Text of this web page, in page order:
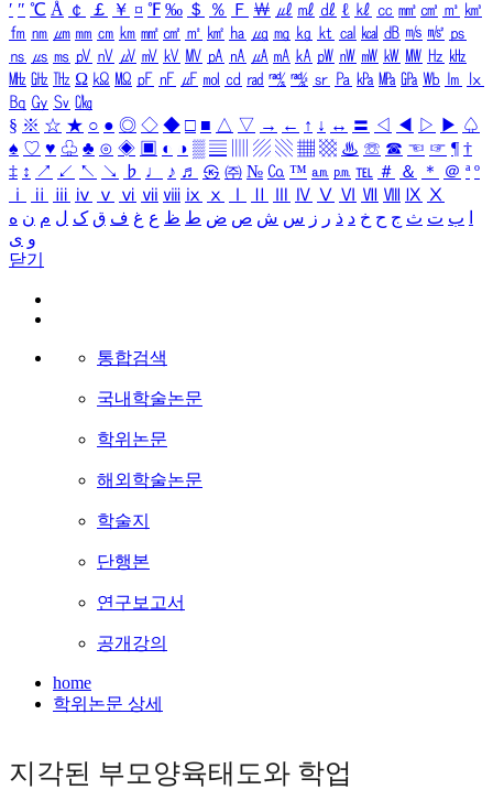
′ ″ ℃ Å ￠ ￡ ￥ ¤ ℉ ‰ ＄ ％ Ｆ ￦ ㎕ ㎖ ㎗ ℓ ㎘ ㏄ ㎣ ㎤ ㎥ ㎦
㎙ ㎚ ㎛ ㎜ ㎝ ㎞ ㎟ ㎠ ㎡ ㎢ ㏊ ㎍ ㎎ ㎏ ㏏ ㎈ ㎉ ㏈ ㎧ ㎨ ㎰
㎱ ㎲ ㎳ ㎴ ㎵ ㎶ ㎷ ㎸ ㎹ ㎀ ㎁ ㎂ ㎃ ㎄ ㎺ ㎻ ㎽ ㎾ ㎿ ㎐ ㎑
㎒ ㎓ ㎔ Ω ㏀ ㏁ ㎊ ㎋ ㎌ ㏖ ㏅ ㎭ ㎮ ㎯ ㏛ ㎩ ㎪ ㎫ ㎬ ㏝ ㏐
㏓
㏃ ㏉ ㏜ ㏆
§ ※ ☆ ★ ○ ● ◎ ◇ ◆ □ ■ △ ▽ → ← ↑ ↓ ↔ 〓 ◁ ◀ ▷ ▶ ♤
♠ ♡ ♥ ♧ ♣ ⊙ ◈ ▣ ◐ ◑ ▒ ▤ ▨ ▧ ▦ ▩ ♨ ☏ ☎ ☜ ☞ ¶ †
‡ ↕ ↗ ↙ ↖ ↘ ♭ ♩ ♪ ♬ ㉿ ㈜ № ㏇ ™ ㏂ ㏘ ℡ ＃ ＆ ＊ ＠ ª º
ⅰ
ⅱ ⅲ ⅳ ⅴ ⅵ ⅶ ⅷ ⅸ ⅹ Ⅳ Ⅴ Ⅵ Ⅶ Ⅷ Ⅸ Ⅹ
ب ت ث ج ح خ د ذ ر ز س ش ص ض ط ظ ع غ ف ق ک ل م ن ه
و ی
닫기
통합검색
국내학술논문
학위논문
해외학술논문
학술지
단행본
연구보고서
공개강의
home
학위논문 상세
지각된 부모양육태도와 학업